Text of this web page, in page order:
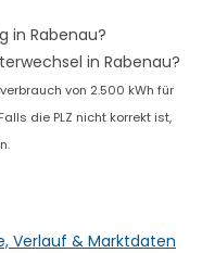
in Rabenau?
in Rabenau?
von 2.500 kWh für
die PLZ nicht korrekt ist,
Verlauf & Marktdaten